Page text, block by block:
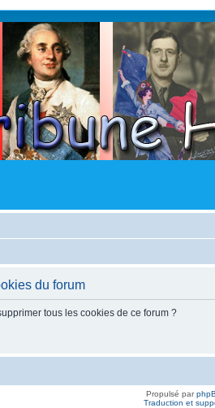
du forum
tous les cookies de ce forum ?
Propulsé par
Traduction et